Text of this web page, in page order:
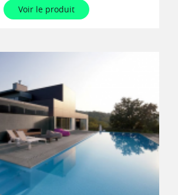
Voir le produit